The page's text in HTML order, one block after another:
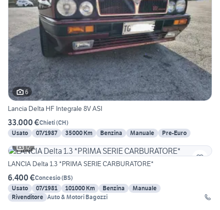
6
Lancia Delta HF Integrale 8V ASI
33.000 €Chieti(CH)
Usato
07/1987 35000 Km Benzina Manuale
Pre-Euro
12
LANCIA Delta 1.3 *PRIMA SERIE CARBURATORE*
6.400 €Concesio(BS)
Usato
07/1981 101000 Km Benzina
Manuale
Rivenditore Auto & Motori Bagozzi